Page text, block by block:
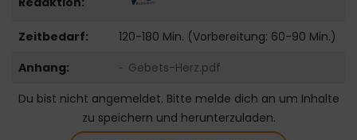
Zeitbedarf:
120-180 Min. (Vorbereitung: 60-90 Min.)
Anhang:
Gebets-Herz.pdf
Du bist nicht angemeldet. Bitte melde dich an um Inhalte
zu speichern und herunterzuladen.